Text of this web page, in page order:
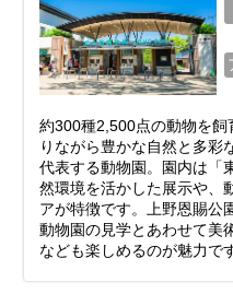
約300種2,500点の動物を
りながら豊かな自然と多彩
代表する動物園。園内は「
然環境を活かした展示や、
アが特徴です。上野恩賜公
動物園の見学とあわせて美
なども楽しめるのが魅力で